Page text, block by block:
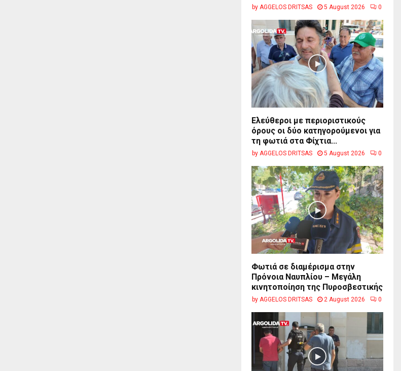
by AGGELOS DRITSAS 5 August 2026 0
Ελεύθεροι με περιοριστικούς
όρους οι δύο κατηγορούμενοι για
τη φωτιά στα Φίχτια...
by AGGELOS DRITSAS 5 August 2026 0
Φωτιά σε διαμέρισμα στην
Πρόνοια Ναυπλίου – Μεγάλη
κινητοποίηση της Πυροσβεστικής
by AGGELOS DRITSAS 2 August 2026 0